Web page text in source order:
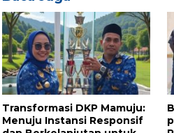
Transformasi DKP Mamuju:
Menuju Instansi Responsif